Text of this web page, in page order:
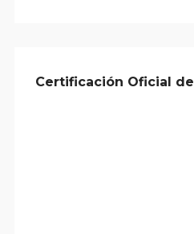
Certificación Oficial de